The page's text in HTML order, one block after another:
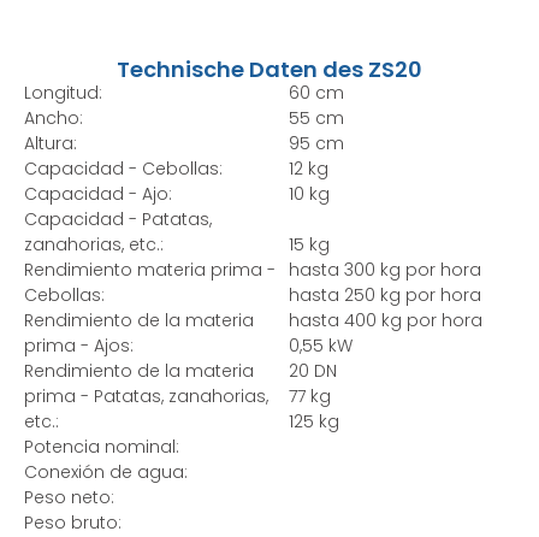
Technische Daten des ZS20
Longitud:
Ancho:
Altura:
Capacidad - Cebollas:
Capacidad - Ajo:
Capacidad - Patatas,
zanahorias, etc.:
Rendimiento materia prima -
Cebollas:
Rendimiento de la materia
prima - Ajos:
Rendimiento de la materia
prima - Patatas, zanahorias,
etc.:
Potencia nominal:
Conexión de agua:
Peso neto:
Peso bruto:
60 cm
55 cm
95 cm
12 kg
10 kg
15 kg
hasta 300 kg por hora
hasta 250 kg por hora
hasta 400 kg por hora
0,55 kW
20 DN
77 kg
125 kg